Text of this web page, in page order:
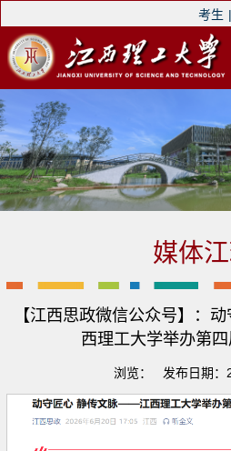
考生 |
媒体
【江西思政微信公众号】：
西理工大学举办第
浏览： 发布日期：